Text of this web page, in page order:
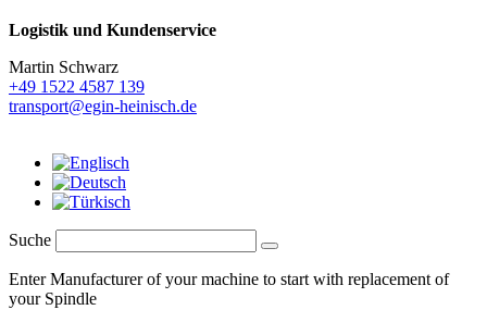
Logistik und Kundenservice
Martin Schwarz
+49 1522 4587 139
transport@egin-heinisch.de
Suche
Enter Manufacturer of your machine to start with replacement of
your Spindle